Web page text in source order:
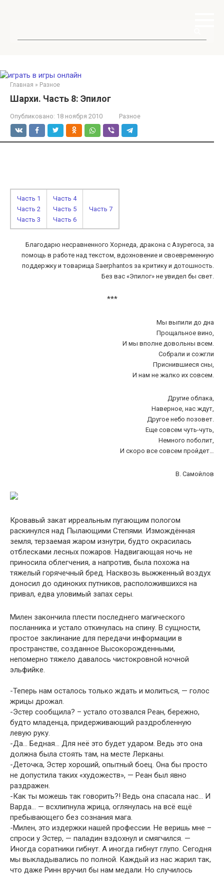
Главная » Разное
Шархи. Часть 8: Эпилог
Опубликовано: 18 ноября 2010 Разное
Часть 1
Часть 2
Часть 3
Часть 4
Часть 5
Часть 6
Часть 7
Благодарю несравненного Хорнеда, дракона с Азурегоса, за
помощь в работе над текстом, вдохновение и своевременную
поддержку и товарища Saerphantos за критику и дотошность.
Без вас «Эпилог» не увидел бы свет.
***
Мы выпили до дна
Прощальное вино,
И мы вполне довольны всем.
Собрали и сожгли
Приснившиеся сны,
И нам не жалко их совсем.
Другие облака,
Наверное, нас ждут,
Другое небо позовет.
Еще совсем чуть-чуть,
Немного поболит,
И скоро все совсем пройдет…
В. Самойлов
Кровавый закат ирреальным пугающим пологом
раскинулся над Пылающими Степями. Измождённая
земля, терзаемая жаром изнутри, будто окрасилась
отблесками лесных пожаров. Надвигающая ночь не
приносила облегчения, а напротив, была похожа на
тяжелый горячечный бред. Насквозь выжженный воздух
доносил до одиноких путников, расположившихся на
привал, едва уловимый запах серы.
Милен закончила плести последнего магического
посланника и устало откинулась на спину. В сущности,
простое заклинание для передачи информации в
пространстве, созданное Высокорожденными,
непомерно тяжело давалось чистокровной ночной
эльфийке.
-Теперь нам осталось только ждать и молиться, — голос
жрицы дрожал.
-Эстер сообщила? – устало отозвался Реан, бережно,
будто младенца, придерживающий раздробленную
левую руку.
-Да… Бедная… Для неё это будет ударом. Ведь это она
должна была стоять там, на месте Лерканы.
-Деточка, Эстер хороший, опытный боец. Она бы просто
не допустила таких «художеств», — Реан был явно
раздражен.
-Как ты можешь так говорить?! Ведь она спасала нас… И
Варда… — всхлипнула жрица, оглянулась на всё ещё
пребывающего без сознания мага.
-Милен, это издержки нашей профессии. Не веришь мне –
спроси у Эстер, — паладин вздохнул и смягчился. —
Иногда соратники гибнут. А иногда гибнут глупо. Сегодня
мы выкладывались по полной. Каждый из нас жарил так,
что даже Ринн вручил бы нам медали. Но случилось